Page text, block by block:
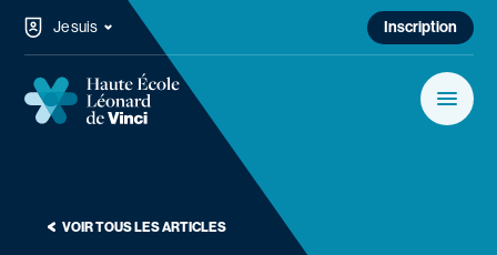
Haute École Léonard de Vinci
Menu
Navigation principale
Je suis Inscription
VOIR TOUS LES ARTICLES